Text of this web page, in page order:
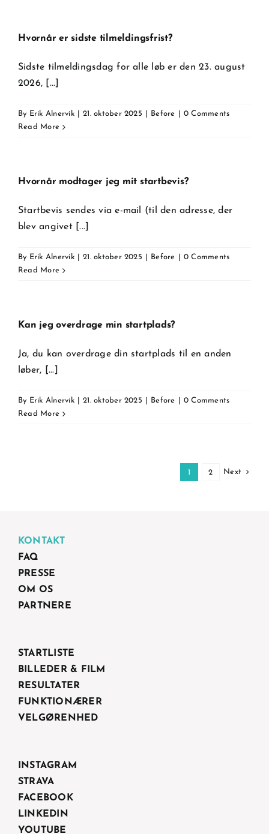
Hvornår er sidste tilmeldingsfrist?
Sidste tilmeldingsdag for alle løb er den 23. august
2026, [...]
By Erik Alnervik 21. oktober 2025 Before
0 Comments
Read More
Hvornår modtager jeg mit startbevis?
Startbevis sendes via e-mail (til den adresse, der
blev angivet [...]
By Erik Alnervik 21. oktober 2025 Before
0 Comments
Read More
Kan jeg overdrage min startplads?
Ja, du kan overdrage din startplads til en anden
løber, [...]
By Erik Alnervik 21. oktober 2025 Before
0 Comments
Read More
1 2 Next
KONTAKT
FAQ
PRESSE
OM OS
PARTNERE
STARTLISTE
BILLEDER & FILM
RESULTATER
FUNKTIONÆRER
VELGØRENHED
INSTAGRAM
STRAVA
FACEBOOK
LINKEDIN
YOUTUBE